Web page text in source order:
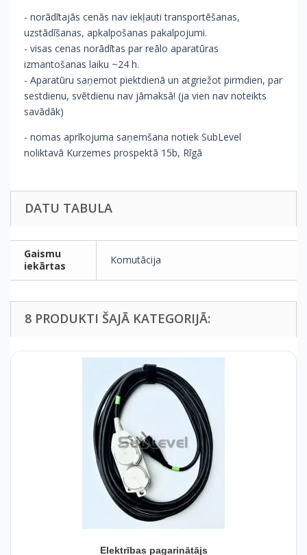
- norādītajās cenās nav iekļauti transportēšanas,
uzstādīšanas, apkalpošanas pakalpojumi.
- visas cenas norādītas par reālo aparatūras
izmantošanas laiku ~24 h.
- Aparatūru saņemot piektdienā un atgriežot pirmdien, par
sestdienu, svētdienu nav jāmaksā! (ja vien nav noteikts
savādāk)
- nomas aprīkojuma saņemšana notiek SubLevel
noliktavā Kurzemes prospektā 15b, Rīgā
DATU TABULA
Gaismu
iekārtas
Komutācija
8 PRODUKTI ŠAJĀ KATEGORIJĀ:
Elektrības pagarinātājs